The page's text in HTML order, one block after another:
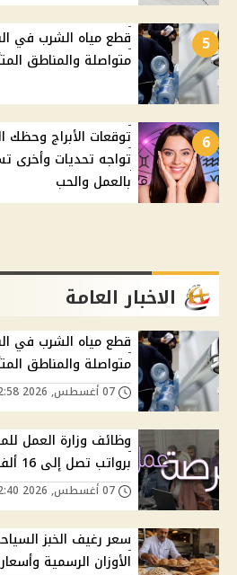
5
متواصلة والمناطق
6
توقعات الأبراج وحظك
تواجه تحديات وأخرى
بالعمل والحب
الاخبار العامة
متواصلة والمناطق
وظائف وزارة العمل
برواتب تصل إلى 16 ألف جنيه في 9 محافظات
الأوزان الرسمية